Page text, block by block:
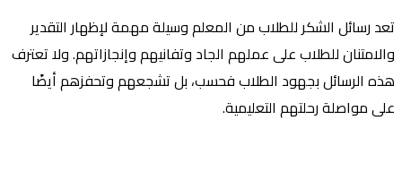
تعد رسائل الشكر للطلاب من المعلم وسيلة مهمة لإظهار التقدير
والامتنان للطلاب على عملهم الجاد وتفانيهم وإنجازاتهم. ولا تعترف
هذه الرسائل بجهود الطلاب فحسب، بل تشجعهم وتحفزهم أيضًا
على مواصلة رحلتهم التعليمية.